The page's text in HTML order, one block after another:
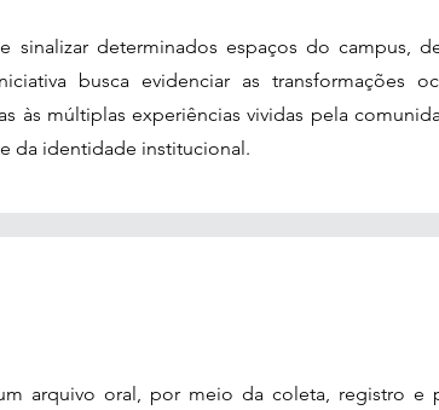
determinados espaços do campus,
busca evidenciar as transformações
às múltiplas experiências vividas pela
da identidade institucional.
arquivo oral, por meio da coleta, registro e